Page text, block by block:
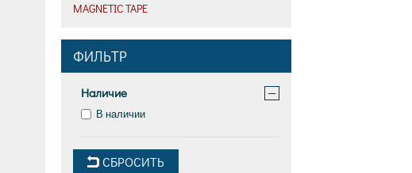
MAGNETIC TAPE
ФИЛЬТР
Наличие −
В наличии
СБРОСИТЬ